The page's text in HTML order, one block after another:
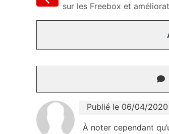
sur les Freebox et
Publié le 06/04/2020
À noter cependant